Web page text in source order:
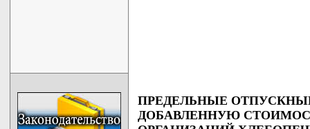
ПРЕДЕЛЬНЫЕ
ДОБАВЛЕННУЮ